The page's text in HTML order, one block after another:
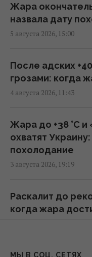
Есть еще много
сделал жесткое
В Сумской
Генсек ООН
по Украине, но
Жара
назвала дату
5 августа 2026, 15:00
После адских
грозами: когда
4 августа 2026, 11:43
Жара до +38 °С и
охватят
похолодание
3 августа 2026, 19:19
Раскалит до
когда жара
МЫ В СОЦ. СЕТЯХ